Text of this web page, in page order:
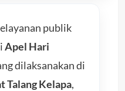
publik
Apel Hari
dilaksanakan di
Talang Kelapa,